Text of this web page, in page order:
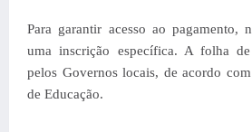
Para garantir acesso ao pagamento,
uma inscrição específica. A folha
pelos Governos locais, de acordo
de Educação.